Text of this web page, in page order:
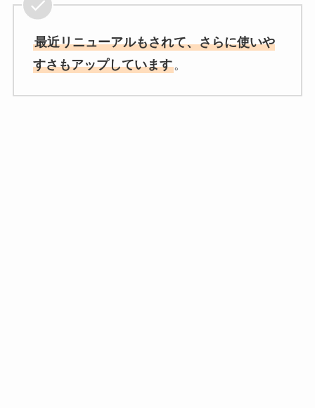
最近リニューアルもされて、さらに使いや
すさもアップしています。